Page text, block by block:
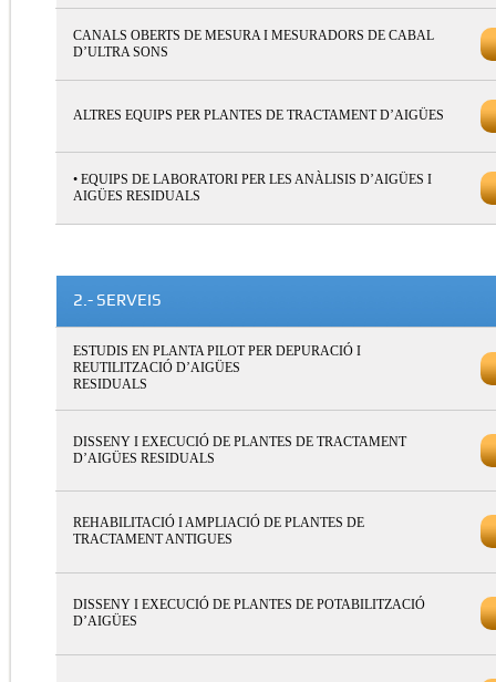
CANALS OBERTS DE MESURA I MESURADORS DE CABAL
D’ULTRA SONS
ALTRES EQUIPS PER PLANTES DE TRACTAMENT D’AIGÜES
• EQUIPS DE LABORATORI PER LES ANÀLISIS D’AIGÜES I
AIGÜES RESIDUALS
2.- SERVEIS
ESTUDIS EN PLANTA PILOT PER DEPURACIÓ I
REUTILITZACIÓ D’AIGÜES
RESIDUALS
DISSENY I EXECUCIÓ DE PLANTES DE TRACTAMENT
D’AIGÜES RESIDUALS
REHABILITACIÓ I AMPLIACIÓ DE PLANTES DE
TRACTAMENT ANTIGUES
DISSENY I EXECUCIÓ DE PLANTES DE POTABILITZACIÓ
D’AIGÜES